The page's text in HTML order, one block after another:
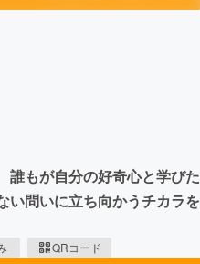
誰もが自分の好奇心と学びた
い問いに立ち向かうチカラを
QRコード